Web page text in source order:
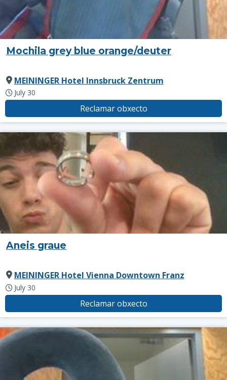
Mochila grey blue orange/deuter
MEININGER Hotel Innsbruck Zentrum
July 30
Reclamar obxecto
Aneis graue
MEININGER Hotel Vienna Downtown Franz
July 30
Reclamar obxecto